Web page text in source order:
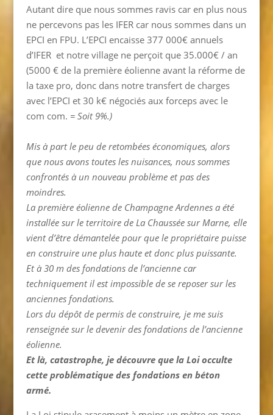
Autant dire que nous sommes ravis car en plus nous
ne percevons pas les IFER car nous sommes dans un
EPCI en FPU. L’EPCI encaisse 377 000€ annuels
d’IFER et notre village ne perçoit que 35.000€ / an
(5000 € de la première éolienne avant la réforme de
la taxe pro, donc dans notre transfert de charges
avec l’EPCI et 30 k€ négociés aux forceps avec le
com com. = Soit 9%.)
Mis à part le peu de retombées économiques, alors
que nous avons toutes les nuisances, nous sommes
confrontés à un nouveau problème et pas des
moindres.
La première éolienne de Champagne Ardennes a été
installée sur le territoire de La Chaussée sur Marne, elle
vient d’être démantelée pour que le propriétaire puisse
en construire une plus haute et donc plus puissante.
Et à 30 m des fondations de l’ancienne car
techniquement il est impossible de se reposer sur les
anciennes fondations.
Lors du dépôt de permis de construire, je me suis
renseignée sur le devenir des fondations de l’ancienne
éolienne.
Et là, catastrophe, je découvre que la Loi occulte
cette problématique des fondations en béton
armé.